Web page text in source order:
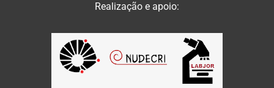
Realização e apoio: